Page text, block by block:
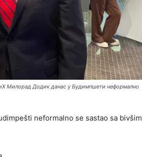
Додик данас у Будимпшети неформално
neformalno se sastao sa bivšim